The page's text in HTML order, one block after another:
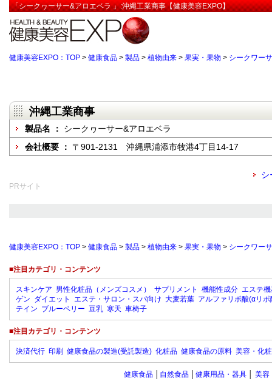
「シークヮーサー&アロエベラ 」:沖縄工業商事【健康美容EXPO】
健康美容EXPO：TOP > 健康食品 > 製品 > 植物由来 > 果実・果物 > シークワー
沖縄工業商事
製品名 ： シークヮーサー&アロエベラ
会社概要 ： 〒901-2131 沖縄県浦添市牧港4丁目14-17
シ
PRサイト
健康美容EXPO：TOP > 健康食品 > 製品 > 植物由来 > 果実・果物 > シークワー
■注目カテゴリ・コンテンツ
スキンケア 男性化粧品（メンズコスメ） サプリメント 機能性成分 エステ
ゲン ダイエット エステ・サロン・スパ向け 大麦若葉 アルファリポ酸(αリポ
テイン ブルーベリー 豆乳 寒天 車椅子
■注目カテゴリ・コンテンツ
決済代行 印刷 健康食品の製造(受託製造) 化粧品 健康食品の原料 美容・化
健康食品 自然食品 健康用品・器具 美容